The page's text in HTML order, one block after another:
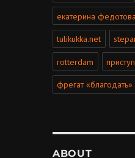
екатерина федотова
tulikukka.net
rotterdam
фрегат «благодать»
ABOUT